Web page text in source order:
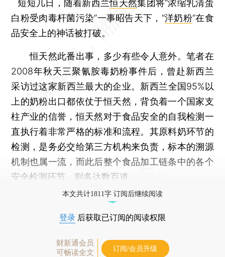
短短几日，随着新西兰恒天然集团将“浓缩乳清蛋
白粉受肉毒杆菌污染”一事昭告天下，“洋奶粉”在食
品安全上的神话被打破。
恒天然此番出事，多少有些令人意外。笔者在
2008年秋天三聚氰胺毒奶粉事件后，曾赴新西兰
采访过这家新西兰最大的企业。新西兰全国95%以
上的奶粉出口都依仗于恒天然，背负着一个国家支
柱产业的信誉，恒天然对于食品安全的自我检测一
直执行着非常严格的标准和流程。其原料奶环节的
检测，是务必交给第三方机构来负责，标本的溯源
机制也属一流，而此后整个食品加工链条中的各个
安全检测环节，则多达数百道。
本文共计1811字 订阅后继续阅读
登录 后获取已订阅的阅读权限
财新通会员
可畅读全文
订阅/会员升级